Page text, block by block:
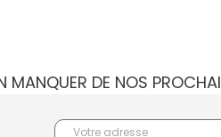
MANQUER DE NOS